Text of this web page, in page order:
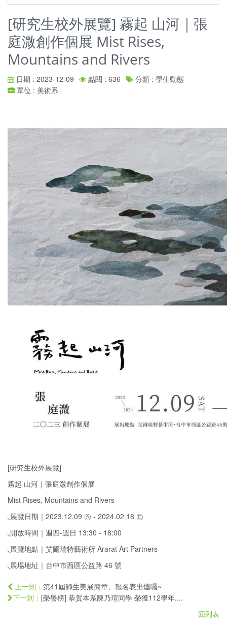
[研究生校外展覽] 霧起 山河｜張
庭溦創作個展 Mist Rises,
Mountains and Rivers
日期 : 2023-12-09 點閱 : 636
分類 : 學生動態
單位 : 美術系
[研究生校外展覽]
霧起 山河｜張庭溦創作個展
Mist Rises, Mountains and Rivers
◟展覽日期｜2023.12.09 ㊅ - 2024.02.18 ㊐
◟開放時間｜週四-週日 13:30 - 18:00
◟展覽地點｜艾爾瑞特藝術所 Ararat Art Partners
◟展場地址｜台中市西區公益路 46 號
上一則： 第41屆師生美展簡章、報名表出爐囉~
下一則： [榮譽榜] 恭賀本系陳乃瑄同學 榮獲112學年....
回列表